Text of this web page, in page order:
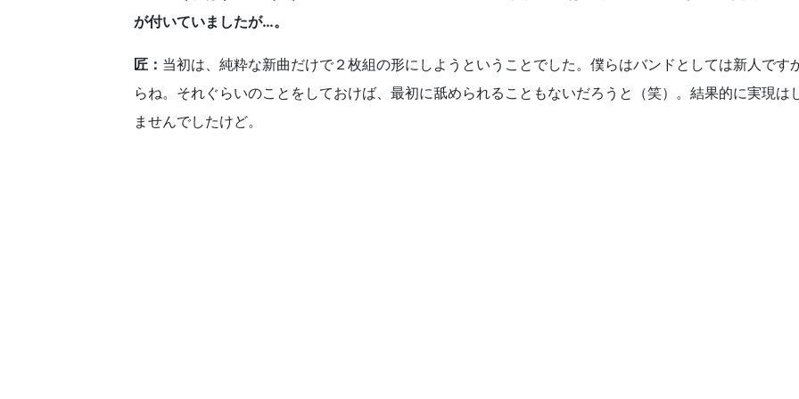
が付いていましたが…。
匠： 当初は、純粋な新曲だけで２枚組の形にしようということでした。僕らはバンドとしては新人です
らね。それぐらいのことをしておけば、最初に舐められることもないだろうと（笑）。結果的に実現は
ませんでしたけど。